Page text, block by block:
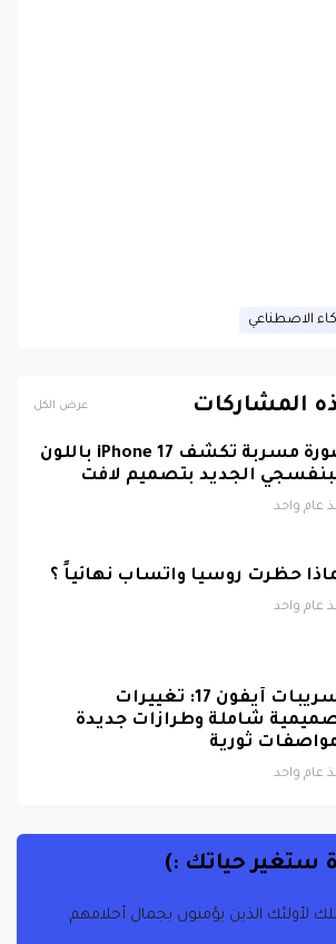
الاصطناعي
المشاركات عرض الكل
صورة مسربة تكشف iPhone 17 باللون
الجديد بتصميم لافت
عام واحد
حظرت روسيا واتساب نهائياً ؟
عام واحد
تسريبات آيفون 17: تغييرات
شاملة وطرازات جديدة
ثورية
عام واحد
ستغير حياتك :)
لأولئك الذين يؤمنون بجمال أحلامهم.